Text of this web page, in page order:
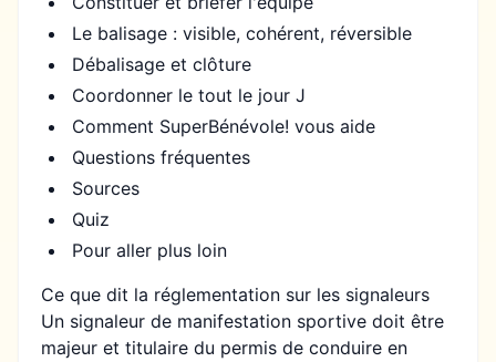
Le balisage : visible, cohérent, réversible
Débalisage et clôture
Coordonner le tout le jour J
Comment SuperBénévole! vous aide
Questions fréquentes
Sources
Quiz
Pour aller plus loin
Ce que dit la réglementation sur les signaleurs
Un signaleur de manifestation sportive doit être
majeur et titulaire du permis de conduire en